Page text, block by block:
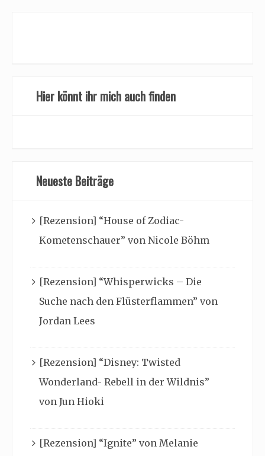
Hier könnt ihr mich auch finden
Neueste Beiträge
[Rezension] “House of Zodiac-
Kometenschauer” von Nicole Böhm
[Rezension] “Whisperwicks – Die
Suche nach den Flüsterflammen” von
Jordan Lees
[Rezension] “Disney: Twisted
Wonderland- Rebell in der Wildnis”
von Jun Hioki
[Rezension] “Ignite” von Melanie